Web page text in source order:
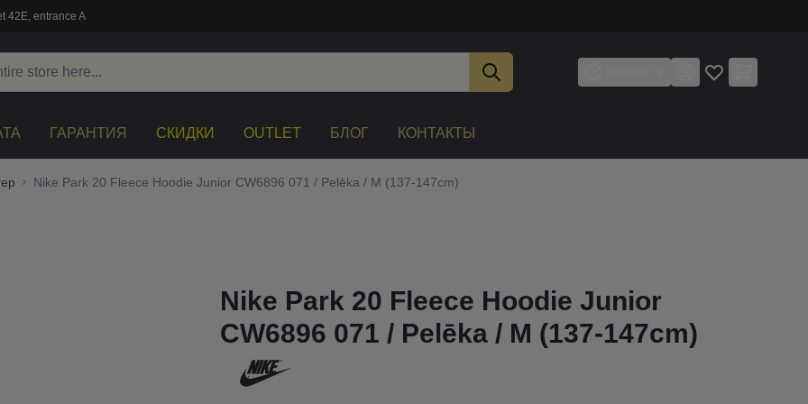
42E, entrance A
ГАРАНТИЯ СКИДКИ OUTLET БЛОГ КОНТАКТЫ
Nike Park 20 Fleece Hoodie Junior CW6896 071 / Pelēka / M (137-147cm)
Nike Park 20 Fleece Hoodie Junior
CW6896 071 / Pelēka / M (137-147cm)